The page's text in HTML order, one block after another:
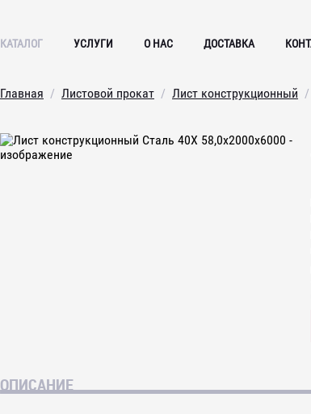
КАТАЛОГ УСЛУГИ О НАС ДОСТАВКА
Главная Листовой прокат Лист конструкционный
ОПИСАНИЕ